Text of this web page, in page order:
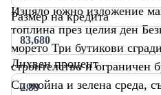
Изцяло южно изложение
топлина през целия ден
морето Три бутикови
строителство и ограничен
Спокойна и зелена среда,
Размер на кредита
Лихвен процент